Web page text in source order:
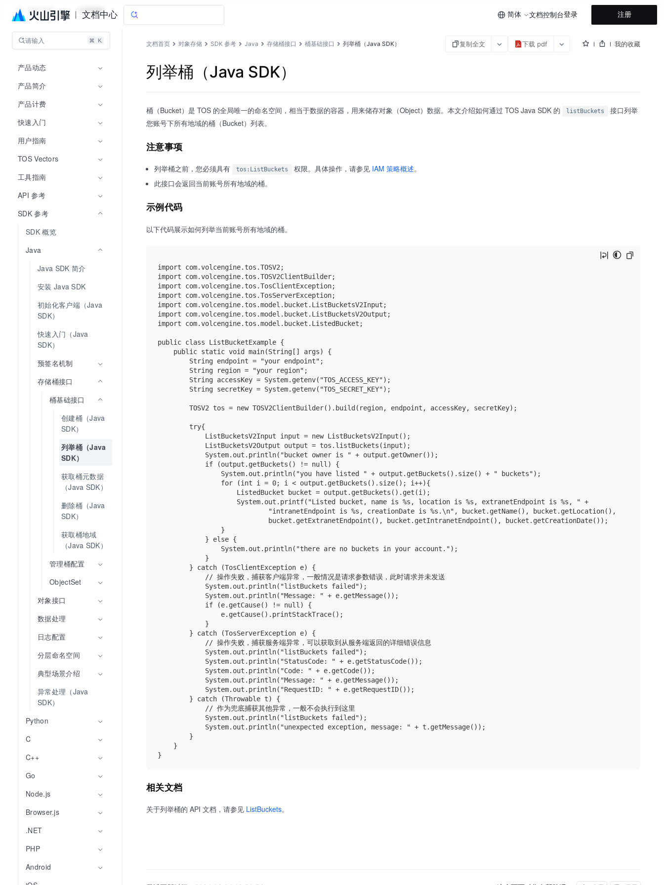
文档中心 简体 文档控制台登录 注册
对象存储 文档指南
请输入
产品动态
产品简介
产品计费
快速入门
用户指南
TOS Vectors
工具指南
API 参考
SDK 参考
SDK 概览
Java
Java SDK 简介
安装 Java SDK
初始化客户端（Java
SDK）
快速入门（Java
SDK）
预签名机制
存储桶接口
桶基础接口
创建桶（Java
SDK）
列举桶（Java
SDK）
获取桶元数据
（Java SDK）
删除桶（Java
SDK）
获取桶地域
（Java SDK）
管理桶配置
ObjectSet
对象接口
数据处理
日志配置
分层命名空间
典型场景介绍
异常处理（Java
SDK）
Python
C
C++
Go
Node.js
Browser.js
.NET
PHP
Android
文档首页 对象存储 SDK 参考 Java 存储桶接口 桶基础接口 列举桶（Java SDK） 复制全文 下载 pdf 我的收藏
列举桶（Java SDK）
桶（Bucket）是 TOS 的全局唯一的命名空间，相当于数据的容器，用来储存对象（Object）数据。本文介绍如何通过 TOS Java SDK 的 listBuckets
接口列举
您账号下所有地域的桶（Bucket）列表。
注意事项
列举桶之前，您必须具有 tos:ListBuckets 权限。具体操作，请参见 IAM 策略概述。
此接口会返回当前账号所有地域的桶。
示例代码
以下代码展示如何列举当前账号所有地域的桶。
import com.volcengine.tos.TOSV2;
import com.volcengine.tos.TOSV2ClientBuilder;
import com.volcengine.tos.TosClientException;
import com.volcengine.tos.TosServerException;
import com.volcengine.tos.model.bucket.ListBucketsV2Input;
import com.volcengine.tos.model.bucket.ListBucketsV2Output;
import com.volcengine.tos.model.bucket.ListedBucket;
public class ListBucketExample {
    public static void main(String[] args) {
        String endpoint = "your endpoint";
        String region = "your region";
        String accessKey = System.getenv("TOS_ACCESS_KEY");
        String secretKey = System.getenv("TOS_SECRET_KEY");
        TOSV2 tos = new TOSV2ClientBuilder().build(region, endpoint, accessKey, secretKey);
        try{
            ListBucketsV2Input input = new ListBucketsV2Input();
            ListBucketsV2Output output = tos.listBuckets(input);
            System.out.println("bucket owner is " + output.getOwner());
            if (output.getBuckets() != null) {
                System.out.println("you have listed " + output.getBuckets().size() + " buckets");
                for (int i = 0; i < output.getBuckets().size(); i++){
                    ListedBucket bucket = output.getBuckets().get(i);
                    System.out.printf("Listed bucket, name is %s, location is %s, extranetEndpoint is %s, " +
                            "intranetEndpoint is %s, creationDate is %s.\n", bucket.getName(), bucket.getLocation(),
                            bucket.getExtranetEndpoint(), bucket.getIntranetEndpoint(), bucket.getCreationDate());
                }
            } else {
                System.out.println("there are no buckets in your account.");
            }
        } catch (TosClientException e) {
            // 操作失败，捕获客户端异常，一般情况是请求参数错误，此时请求并未发送
            System.out.println("listBuckets failed");
            System.out.println("Message: " + e.getMessage());
            if (e.getCause() != null) {
                e.getCause().printStackTrace();
            }
        } catch (TosServerException e) {
            // 操作失败，捕获服务端异常，可以获取到从服务端返回的详细错误信息
            System.out.println("listBuckets failed");
            System.out.println("StatusCode: " + e.getStatusCode());
            System.out.println("Code: " + e.getCode());
            System.out.println("Message: " + e.getMessage());
            System.out.println("RequestID: " + e.getRequestID());
        } catch (Throwable t) {
            // 作为兜底捕获其他异常，一般不会执行到这里
            System.out.println("listBuckets failed");
            System.out.println("unexpected exception, message: " + t.getMessage());
        }
    }
相关文档
关于列举桶的 API 文档，请参见 ListBuckets。